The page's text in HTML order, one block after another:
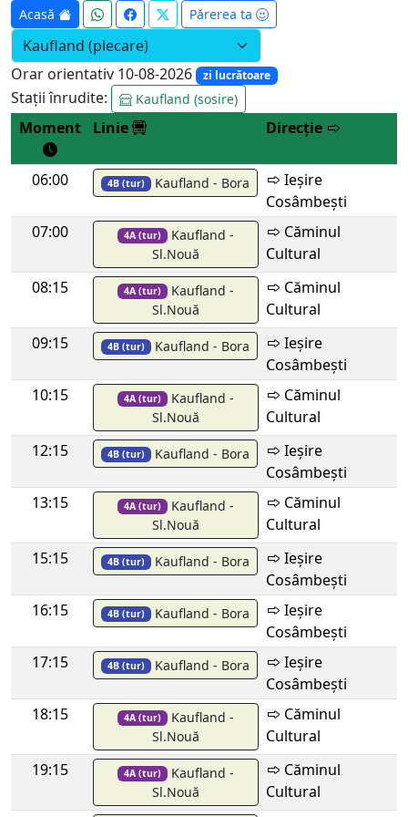
Acasă Părerea ta
Orar orientativ 10-08-2026 zi lucrătoare
Stații înrudite: Kaufland (sosire)
Moment Linie Direcție
06:00 4B (tur) Kaufland - Bora
Ieșire
Cosâmbești
07:00
4A (tur) Kaufland -
Sl.Nouă
Căminul
Cultural
08:15
4A (tur) Kaufland -
Sl.Nouă
Căminul
Cultural
09:15
4B (tur) Kaufland - Bora
Ieșire
Cosâmbești
10:15
4A (tur) Kaufland -
Sl.Nouă
Căminul
Cultural
12:15
4B (tur) Kaufland - Bora
Ieșire
Cosâmbești
13:15
4A (tur) Kaufland -
Sl.Nouă
Căminul
Cultural
15:15
4B (tur) Kaufland - Bora
Ieșire
Cosâmbești
16:15
4B (tur) Kaufland - Bora
Ieșire
Cosâmbești
17:15
4B (tur) Kaufland - Bora
Ieșire
Cosâmbești
18:15
4A (tur) Kaufland -
Sl.Nouă
Căminul
Cultural
19:15
4A (tur) Kaufland -
Sl.Nouă
Căminul
Cultural